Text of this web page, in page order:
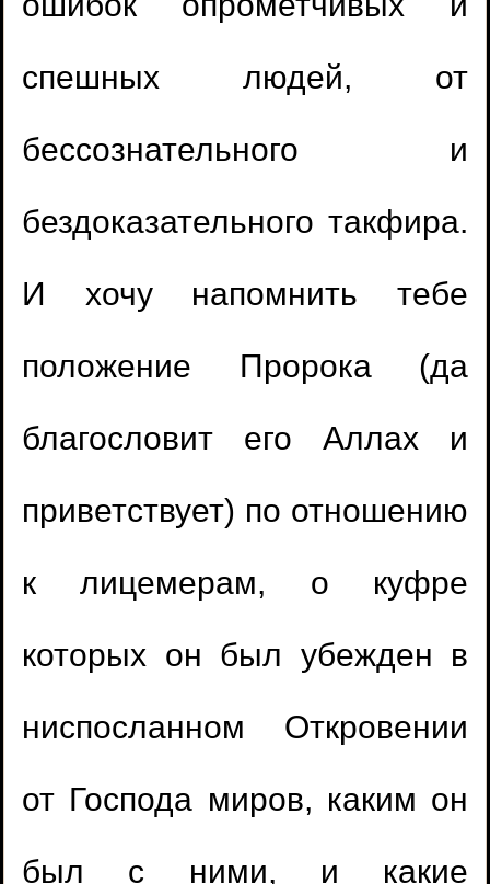
спешных людей, от
бессознательного и
бездоказательного такфира.
И хочу напомнить тебе
положение Пророка (да
благословит его Аллах и
приветствует) по отношению
к лицемерам, о куфре
которых он был убежден в
ниспосланном Откровении
от Господа миров, каким он
2. Совмещать молитвы во время дождя
3.
Ошибся в ташаххуде
4.Молитва за имамом, который
придерживается нововведений
5.Кишечные газы во время молитвы
6.Пропустили земной поклон
имена
( Просмотры18923 )